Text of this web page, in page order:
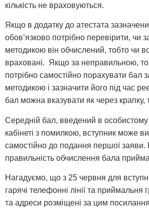
кількість не враховуються.
Якщо в додатку до атестата
обов’язково потрібно перевірити, чи
методикою він обчислений, тобто чи
враховані. Якщо за неправильною, то
потрібно самостійно порахувати бал
методикою і зазначити його під час
бал можна вказувати як через крапку,
Середній бал, введений в
кабінеті з помилкою, вступник може
самостійно до подання першої заяви.
правильність обчислення бала
Нагадуємо, що з 25 червня для
гарячі телефонні лінії та
та адреси розміщені за цим